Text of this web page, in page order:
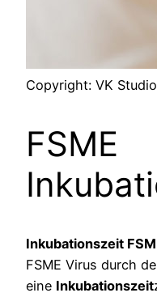
Copyright: VK
FSME
Inkubationszeit
FSME Virus durch
eine Inkubationszeit